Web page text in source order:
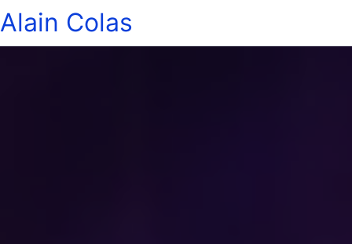
Alain Colas